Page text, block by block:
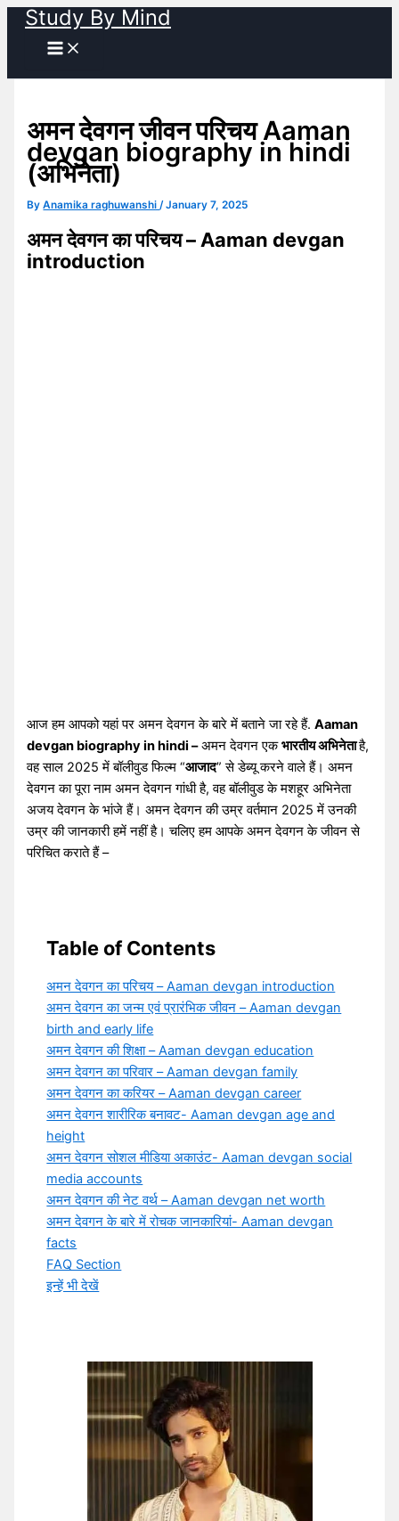
Skip
content
Study By Mind
अमन देवगन जीवन परिचय Aaman
devgan biography in hindi
(अभिनेता)
ByAnamika raghuwanshi/January 7, 2025
अमन देवगन का परिचय – Aaman devgan
introduction
आज हम आपको यहां पर अमन देवगन के बारे में बताने जा रहे हैं.Aaman
devgan biography in hindi –अमन देवगन एकभारतीय अभिनेताहै,
वह साल 2025 में बॉलीवुड फिल्म “आजाद” से डेब्यू करने वाले हैं। अमन
देवगन का पूरा नाम अमन देवगन गांधी है, वह बॉलीवुड के मशहूर अभिनेता
अजय देवगन के भांजे हैं। अमन देवगन की उम्र वर्तमान 2025 में उनकी
उम्र की जानकारी हमें नहीं है। चलिए हम आपके अमन देवगन के जीवन से
परिचित कराते हैं –
Table of Contents
अमन देवगन का परिचय – Aaman devgan introduction
अमन देवगन का जन्म एवं प्रारंभिक जीवन – Aaman devgan
birth and early life
अमन देवगन की शिक्षा – Aaman devgan education
अमन देवगन का परिवार – Aaman devgan family
अमन देवगन का करियर – Aaman devgan career
अमन देवगन शारीरिक बनावट- Aaman devgan age and
height
अमन देवगन सोशल मीडिया अकाउंट- Aaman devgan social
media accounts
अमन देवगन की नेट वर्थ – Aaman devgan net worth
अमन देवगन के बारे में रोचक जानकारियां- Aaman devgan
facts
FAQ Section
इन्हें भी देखें